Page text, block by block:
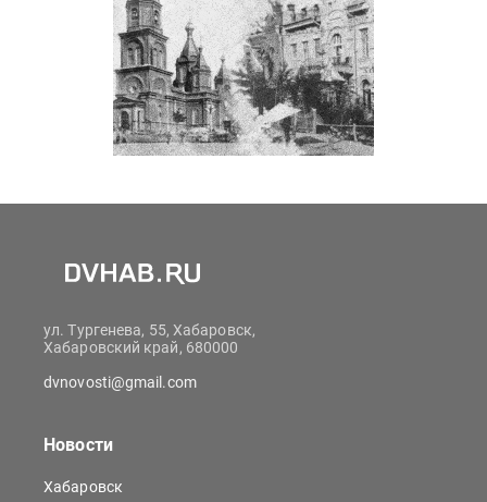
ул. Тургенева, 55, Хабаровск,
Хабаровский край, 680000
dvnovosti@gmail.com
Новости
Хабаровск